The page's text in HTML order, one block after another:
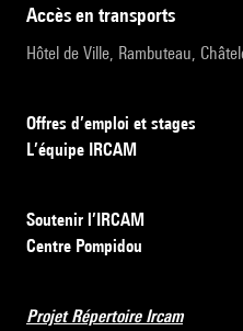
accès en transports
Hôtel de Ville, Rambuteau,
Offres d’emploi et stages
L’équipe IRCAM
Soutenir l’IRCAM
Centre Pompidou
Projet Répertoire Ircam